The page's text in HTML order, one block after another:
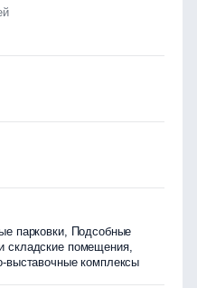
парковки, Подсобные
складские помещения,
выставочные комплексы